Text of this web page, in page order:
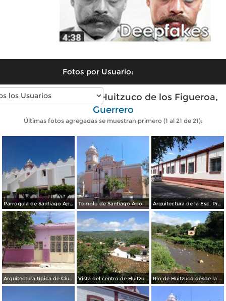
Fotos por Usuario:
Fotos modernas de Huitzuco de los Figueroa,
Guerrero
Últimas fotos agregadas se muestran primero (1 al 21 de 21):
Parroquia de Santiago Apostol (siglo XVIII). Marzo/2017 Templo de Santiago Apostol (siglo XVIII). Marzo/2017 Arquitectura de la Esc. Primaria Federal Leona Vicario. Julio/2016
Arquitectura típica de Ciudad Huitzuco. Julio/2016 Vista del centro de Huitzuco con sus techos de teja de dos aguas. Julio/2016 Río de Huitzuco desde la Unidad Deportiva. Julio/2016